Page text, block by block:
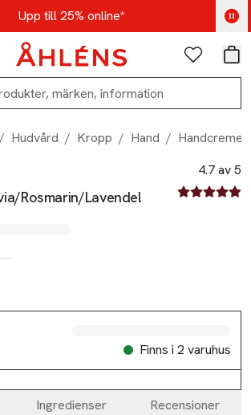
Upp till 25% online*
Kod: AUG25 - Shoppa nu
Favoriter
/ Hudvård / Kropp / Hand / Handcreme
Rosmarin/Lavendel
4.7 av 5
4.7 av fem
Finns i 2 varuhus
Ingredienser Recensioner